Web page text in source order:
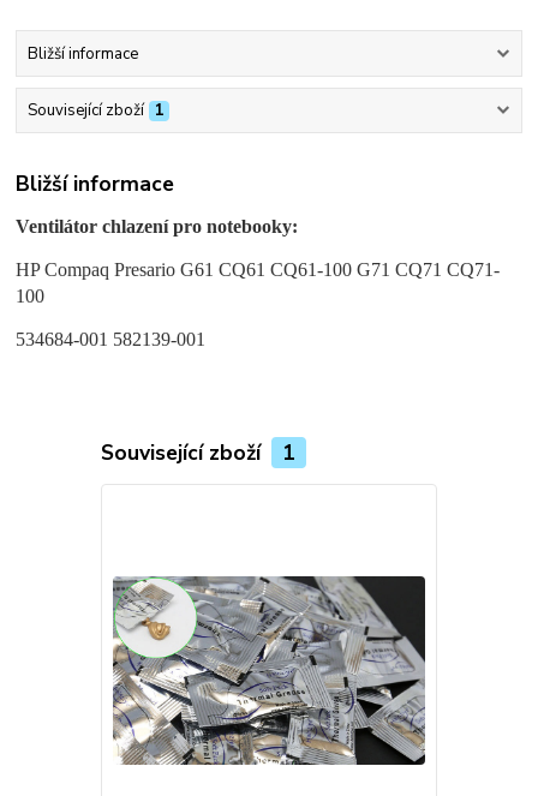
Bližší informace
Související zboží 1
Bližší informace
Ventilátor chlazení pro notebooky:
HP Compaq Presario G61 CQ61 CQ61-100 G71 CQ71 CQ71-
100
534684-001 582139-001
Související zboží 1